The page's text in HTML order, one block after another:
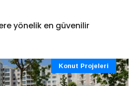
yönelik en güvenilir
Konut Projeleri